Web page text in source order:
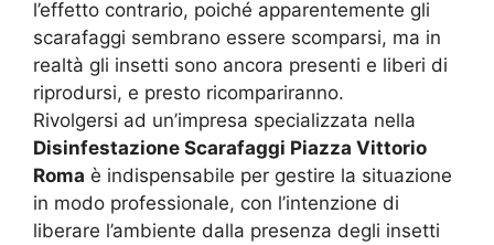
l’effetto contrario, poiché apparentemente gli
scarafaggi sembrano essere scomparsi, ma in
realtà gli insetti sono ancora presenti e liberi di
riprodursi, e presto ricompariranno.
Rivolgersi ad un’impresa specializzata nella
Disinfestazione Scarafaggi Piazza Vittorio
Roma è indispensabile per gestire la situazione
in modo professionale, con l’intenzione di
liberare l’ambiente dalla presenza degli insetti